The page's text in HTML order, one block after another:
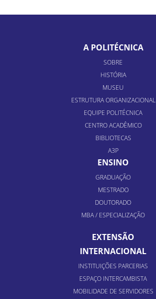
A POLITÉCNICA
SOBRE
HISTÓRIA
MUSEU
ESTRUTURA ORGANIZACIONAL
EQUIPE POLITÉCNICA
CENTRO ACADÊMICO
BIBLIOTECAS
A3P
ENSINO
GRADUAÇÃO
MESTRADO
DOUTORADO
MBA / ESPECIALIZAÇÃO
EXTENSÃO
INTERNACIONAL
INSTITUIÇÕES PARCERIAS
ESPAÇO INTERCAMBISTA
MOBILIDADE DE SERVIDORES